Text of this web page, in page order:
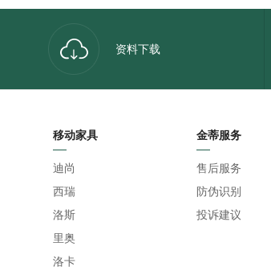
资料下载
移动家具
迪尚
西瑞
洛斯
里奥
洛卡
金蒂服务
售后服务
防伪识别
投诉建议